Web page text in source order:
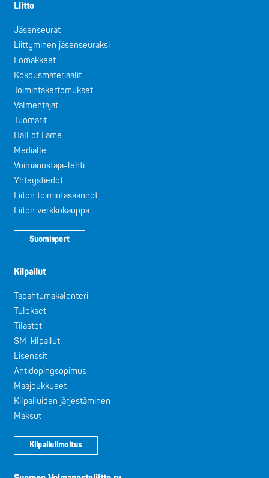
Liitto
Jäsenseurat
Liittyminen jäsenseuraksi
Lomakkeet
Kokousmateriaalit
Toimintakertomukset
Valmentajat
Tuomarit
Hall of Fame
Medialle
Voimanostaja-lehti
Yhteystiedot
Liiton toimintasäännöt
Liiton verkkokauppa
Suomisport
Kilpailut
Tapahtumakalenteri
Tulokset
Tilastot
SM-kilpailut
Lisenssit
Antidopingsopimus
Maajoukkueet
Kilpailuiden järjestäminen
Maksut
Kilpailuilmoitus